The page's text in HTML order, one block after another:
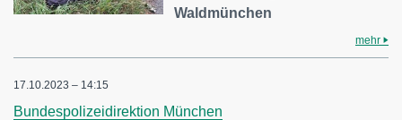
Waldmünchen
mehr
17.10.2023 – 14:15
Bundespolizeidirektion München